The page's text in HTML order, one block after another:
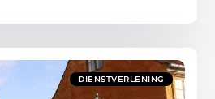
DIENSTVERLENING